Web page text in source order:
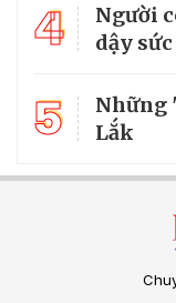
4
Người
dậy
5
Những
Lắk